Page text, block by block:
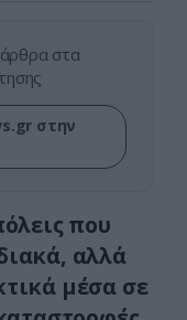
στα
στην
που
αλλά
μέσα σε